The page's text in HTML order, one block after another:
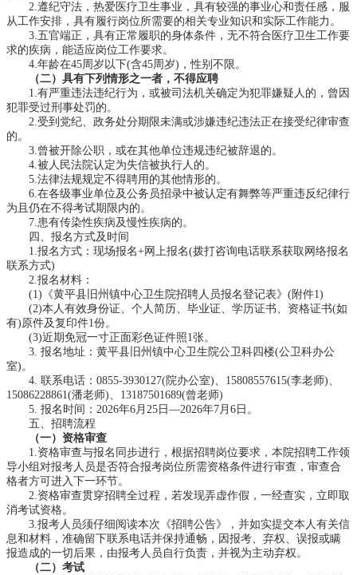
2.遵纪守法，热爱医疗卫生事业，具有较强的事业心和责任感，服
从工作安排，具有履行岗位所需要的相关专业知识和实际工作能力。
3.五官端正，具有正常履职的身体条件，无不符合医疗卫生工作要
求的疾病，能适应岗位工作要求。
4.年龄在45周岁以下(含45周岁)，性别不限。
（二）具有下列情形之一者，不得应聘
1.有严重违法违纪行为，或被司法机关确定为犯罪嫌疑人的，曾因
犯罪受过刑事处罚的。
2.受到党纪、政务处分期限未满或涉嫌违纪违法正在接受纪律审查
的。
3.曾被开除公职，或在其他单位违规违纪被辞退的。
4.被人民法院认定为失信被执行人的。
5.法律法规规定不得聘用的其他情形的。
6.在各级事业单位及公务员招录中被认定有舞弊等严重违反纪律行
为且仍在不得考试期限内的。
7.患有传染性疾病及慢性疾病的。
四、报名方式及时间
1.报名方式：现场报名+网上报名(拨打咨询电话联系获取网络报名
联系方式)
2.报名材料：
(1)《黄平县旧州镇中心卫生院招聘人员报名登记表》(附件1)
(2)本人有效身份证、个人简历、毕业证、学历证书、资格证书(如
有)原件及复印件1份。
(3)近期免冠一寸正面彩色证件照1张。
3. 报名地址：黄平县旧州镇中心卫生院公卫科四楼(公卫科办公
室)。
4. 联系电话：0855-3930127(院办公室)、15808557615(李老师)、
15086228861(潘老师)、13187501689(曾老师)
5. 报名时间：2026年6月25日—2026年7月6日。
五、招聘流程
（一）资格审查
1.资格审查与报名同步进行，根据招聘岗位要求，本院招聘工作领
导小组对报考人员是否符合报考岗位所需资格条件进行审查，审查合
格者方可进入下一环节。
2.资格审查贯穿招聘全过程，若发现弄虚作假，一经查实，立即取
消考试资格。
3.报考人员须仔细阅读本次《招聘公告》，并如实提交本人有关信
息和材料，准确留下联系电话并保持通畅，因报考、弃权、误报或瞒
报造成的一切后果，由报考人员自行负责，并视为主动弃权。
（二）考试